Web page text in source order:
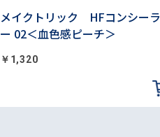
メイクトリック HFコンシーラ
ー 02＜血色感ピーチ＞
￥1,320